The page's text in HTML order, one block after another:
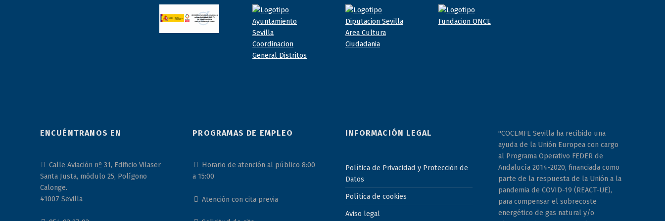
ENCUÉNTRANOS EN
Calle Aviación nº 31, Edificio Vilaser
Santa Justa, módulo 25, Polígono
Calonge.
41007 Sevilla
PROGRAMAS DE EMPLEO
Horario de atención al público 8:00
a 15:00
Atención con cita previa
INFORMACIÓN LEGAL
Política de Privacidad y Protección de
Datos
Política de cookies
Aviso legal
"COCEMFE Sevilla ha recibido una
ayuda de la Unión Europea con cargo
al Programa Operativo FEDER de
Andalucía 2014-2020, financiada como
parte de la respuesta de la Unión a la
pandemia de COVID-19 (REACT-UE),
para compensar el sobrecoste
energético de gas natural y/o